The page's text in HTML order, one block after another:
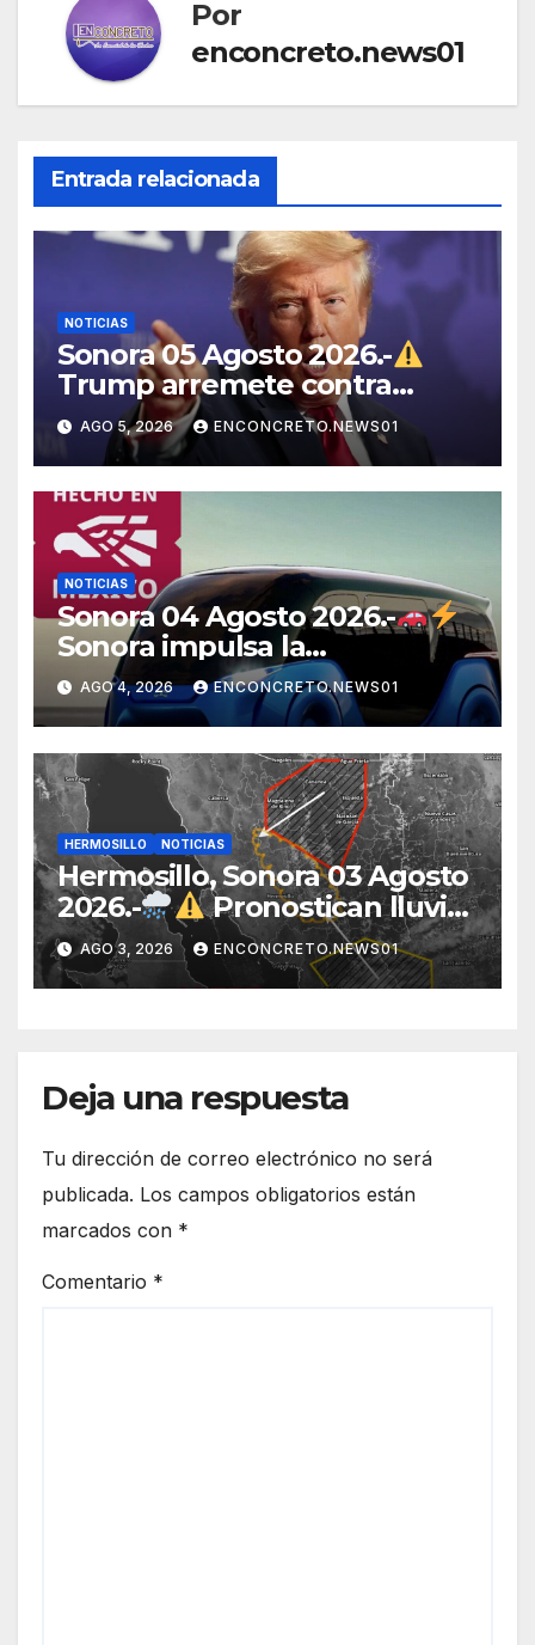
Por
enconcreto.news01
Entrada relacionada
NOTICIAS
Sonora 05 Agosto 2026.-
Trump arremete contra
México, Canadá y otras
potencias por supuestos
abusos comerciales
AGO 5, 2026 ENCONCRETO.NEWS01
NOTICIAS
Sonora 04 Agosto 2026.-
Sonora impulsa la
electromovilidad con
«Beyond», un vehículo
eléctrico desarrollado junto al
ITH
AGO 4, 2026 ENCONCRETO.NEWS01
HERMOSILLO NOTICIAS
Hermosillo, Sonora 03 Agosto
2026.-
Pronostican lluvias
para Hermosillo esta noche;
norte de Sonora registra
mayor potencial de
AGO 3, 2026 ENCONCRETO.NEWS01
Deja una respuesta
Tu dirección de correo electrónico no será
publicada. Los campos obligatorios están
marcados con *
Comentario *